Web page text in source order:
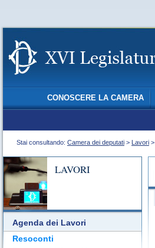
CONOSCERE LA CAMERA
Stai consultando: Camera dei deputati > Lavori >
LAVORI
Agenda dei Lavori
Resoconti